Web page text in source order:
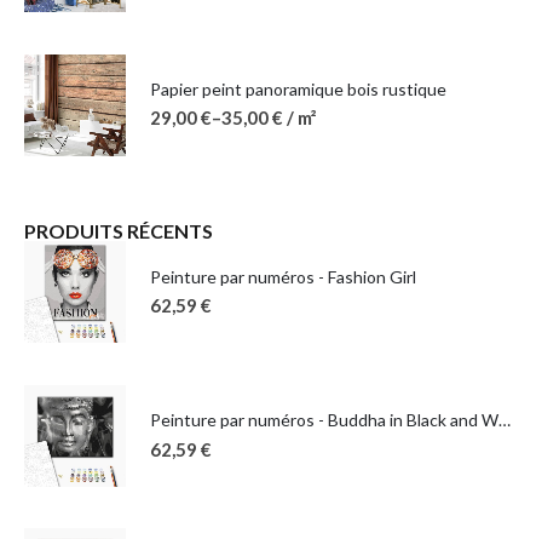
Papier peint panoramique bois rustique
29,00€–35,00€ / m²
PRODUITS RÉCENTS
Peinture par numéros - Fashion Girl
62,59 €
Peinture par numéros - Buddha in Black and White
62,59 €